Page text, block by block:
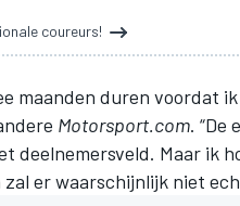
DTM
coureurs!
maanden duren voordat
Motorsport.com.
deelnemersveld. Maar ik
er waarschijnlijk niet